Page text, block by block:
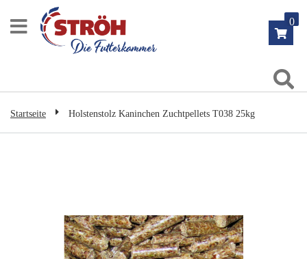
Inhalt
0
Startseite Holstenstolz Kaninchen Zuchtpellets T038 25kg